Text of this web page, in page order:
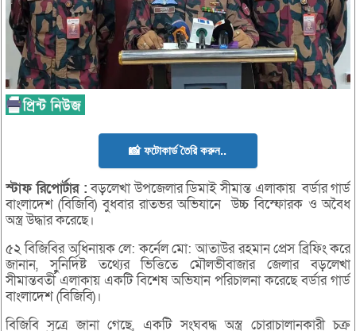
📸 ফটোকার্ড তৈরি করুন..
স্টাফরিপোর্টার :বড়লেখা উপজেলার ডিমাই সীমান্ত এলাকায় বর্ডার গার্ড
বাংলাদেশ (বিজিবি) বুধবার রাতভর অভিযানে উচ্চ বিস্ফোরক ও অবৈধ
অস্ত্র উদ্ধার করেছে।
৫২ বিজিবির অধিনায়ক লে: কর্নেল মো: আতাউর রহমান প্রেস ব্রিফিং করে
জানান, সুনির্দিষ্ট তথ্যের ভিত্তিতে মৌলভীবাজার জেলার বড়লেখা
সীমান্তবর্তী এলাকায় একটি বিশেষ অভিযান পরিচালনা করেছে বর্ডার গার্ড
বাংলাদেশ (বিজিবি)।
বিজিবি সূত্রে জানা গেছে, একটি সংঘবদ্ধ অস্ত্র চোরাচালানকারী চক্র